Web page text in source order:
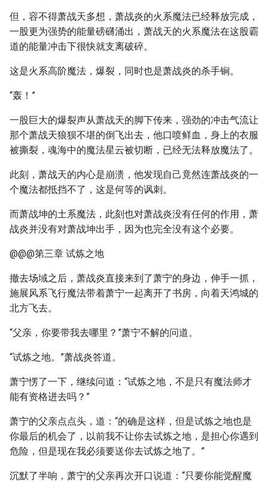
但，容不得萧战天多想，萧战炎的火系魔法已经释放完成，
一股更为强势的能量磅礴涌出，萧战天的火系魔法在这股霸
道的能量冲击下很快就支离破碎。
这是火系高阶魔法，爆裂，同时也是萧战炎的杀手锏。
“轰！”
一股巨大的爆裂声从萧战天的脚下传来，强劲的冲击气流让
那个萧战天狼狈不堪的倒飞出去，他口喷鲜血，身上的衣服
被撕裂，魂海中的魔法星云被切断，已经无法释放魔法了。
此刻，萧战天的内心是崩溃，他发现自己竟然连萧战炎的一
个魔法都抵挡不了，这是何等的讽刺。
而萧战坤的土系魔法，此刻也对萧战炎没有任何的作用，萧
战炎并没有对萧战坤出手，因为也完全没有这个必要。
@@@第三章 试炼之地
撤去场域之后，萧战炎直接来到了萧宁的身边，伸手一抓，
施展风系飞行魔法带着萧宁一起离开了书房，向着天鸿城的
北方飞去。
“父亲，你要带我去哪里？”萧宁不解的问道。
“试炼之地。”萧战炎答道。
萧宁愣了一下，继续问道：“试炼之地，不是只有魔法师才
能有资格进去吗？”
萧宁的父亲点点头，道：“的确是这样，但是试炼之地也是
你最后的机会了，以前我不让你去试炼之地，是担心你遇到
危险，但是现在我必须要送你去试炼之地了。”
沉默了半响，萧宁的父亲再次开口说道：“只要你能觉醒魔